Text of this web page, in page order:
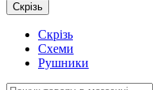
Скрізь
Скрізь
Схеми
Рушники